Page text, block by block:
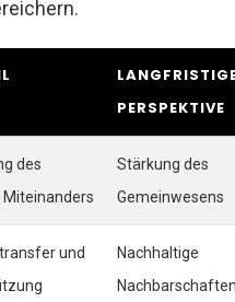
PERSPEKTIVE
des
Stärkung des
Gemeinwesens
und
Nachhaltige